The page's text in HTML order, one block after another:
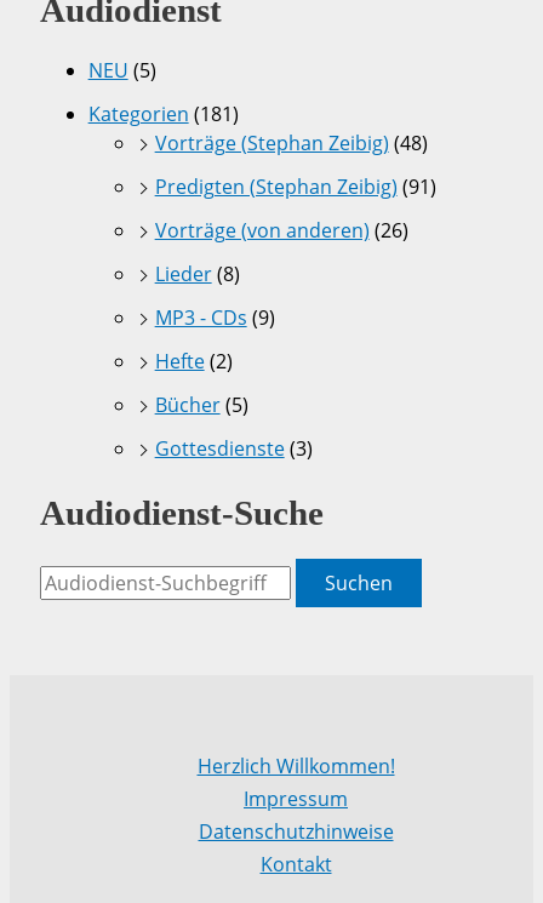
Audiodienst
NEU (5)
Kategorien (181)
Vorträge (Stephan Zeibig) (48)
Predigten (Stephan Zeibig) (91)
Vorträge (von anderen) (26)
Lieder(8)
MP3 - CDs (9)
Hefte(2)
Bücher(5)
Gottesdienste(3)
Audiodienst-Suche
Suchen
Herzlich Willkommen!
Impressum
Datenschutzhinweise
Kontakt